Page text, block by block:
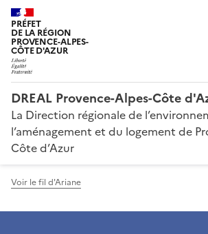
PRÉFET
DE LA RÉGION
PROVENCE-ALPES-
CÔTE D'AZUR
DREAL Provence-Alpes-Côte
La Direction régionale de
l’aménagement et du logement de
Côte d’Azur
Voir le fil d'Ariane